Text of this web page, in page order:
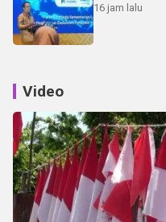
16 jam lalu
Video